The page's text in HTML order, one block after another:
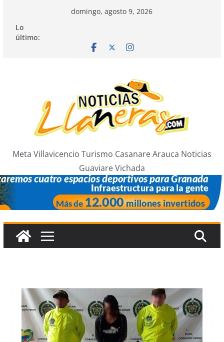
contenido
domingo, agosto 9, 2026
Lo
último:
Meta Villavicencio Turismo Casanare Arauca Noticias
Guaviare Vichada